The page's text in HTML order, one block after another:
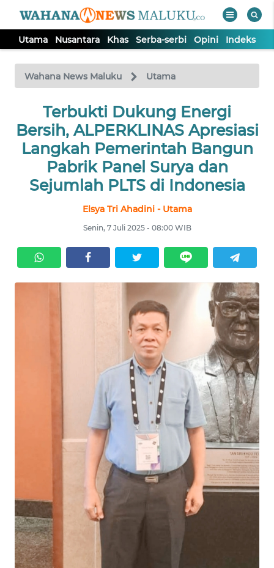
Utama Nusantara Khas Serba-serbi Opini Indeks
Wahana News Maluku Utama
Terbukti Dukung Energi
Bersih, ALPERKLINAS Apresiasi
Langkah Pemerintah Bangun
Pabrik Panel Surya dan
Sejumlah PLTS di Indonesia
Elsya Tri Ahadini - Utama
Senin, 7 Juli 2025 - 08:00 WIB
TV
Tutup
UTAMA
NUSANTARA
KHAS
OPINI
PEDOMAN
MEDIA
SIBER
REDAKSI